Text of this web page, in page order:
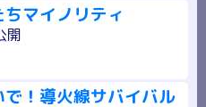
マイノリティ
開
で！導火線サバイバル